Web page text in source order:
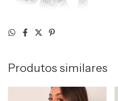
Produtos similares